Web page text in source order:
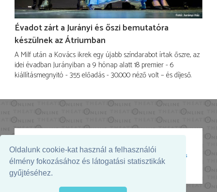
Oldalunk cookie-kat használ a felhasználói
élmény fokozásához és látogatási statisztikák
gyűjtéséhez.
Évadot zárt a Jurányi és őszi bemutatóra
készülnek az Átriumban
A Milf után a Kovács ikrek egy újabb színdarabot írtak őszre, az
idei évadban Jurányiban a 9 hónap alatt 18 premier - 6
kiállításmegnyitó - 355 előadás - 30.000 néző volt – és díjeső.
Az oldal megjelenését támogatja: